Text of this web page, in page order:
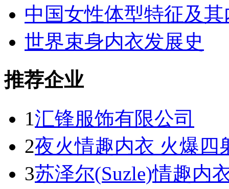
中国女性体型特征及
世界束身内衣发展史
推荐企业
1汇锋服饰有限公司
2夜火情趣内衣 火爆四
3苏泽尔(Suzle)情趣内